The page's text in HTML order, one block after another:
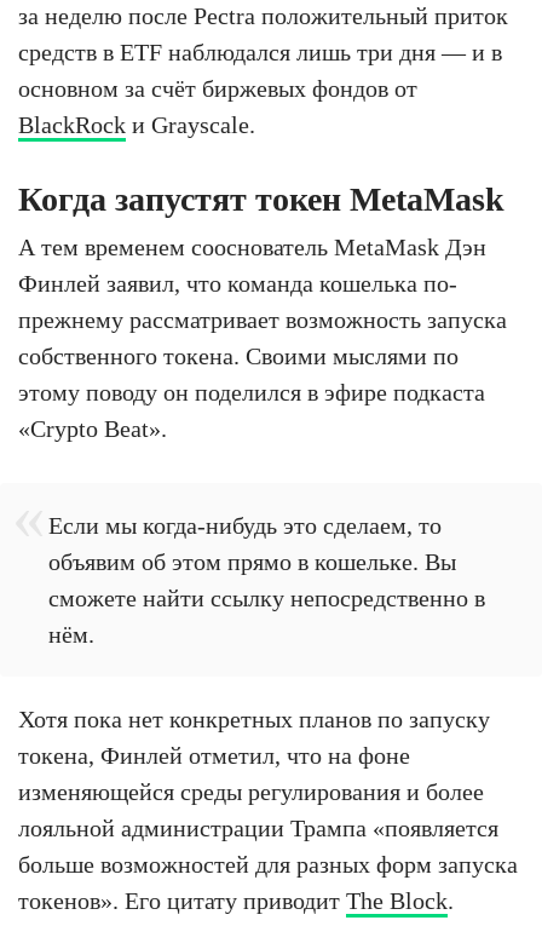
за неделю после Pectra положительный приток
средств в ETF наблюдался лишь три дня — и в
основном за счёт биржевых фондов от
BlackRock и Grayscale.
Когда запустят токен MetaMask
А тем временем сооснователь MetaMask Дэн
Финлей заявил, что команда кошелька по-
прежнему рассматривает возможность запуска
собственного токена. Своими мыслями по
этому поводу он поделился в эфире подкаста
«Crypto Beat».
Если мы когда-нибудь это сделаем, то
объявим об этом прямо в кошельке. Вы
сможете найти ссылку непосредственно в
нём.
Хотя пока нет конкретных планов по запуску
токена, Финлей отметил, что на фоне
изменяющейся среды регулирования и более
лояльной администрации Трампа «появляется
больше возможностей для разных форм запуска
токенов». Его цитату приводит The Block.